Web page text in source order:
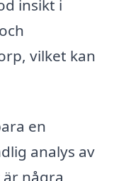
insikt i
vilket kan
en
analys av
några